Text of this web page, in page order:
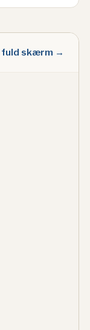
fuld skærm →